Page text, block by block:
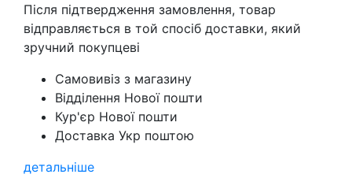
Після підтвердження замовлення, товар
відправляється в той спосіб доставки, який
зручний покупцеві
Самовивіз з магазину
Відділення Нової пошти
Кур'єр Нової пошти
Доставка Укр поштою
детальніше